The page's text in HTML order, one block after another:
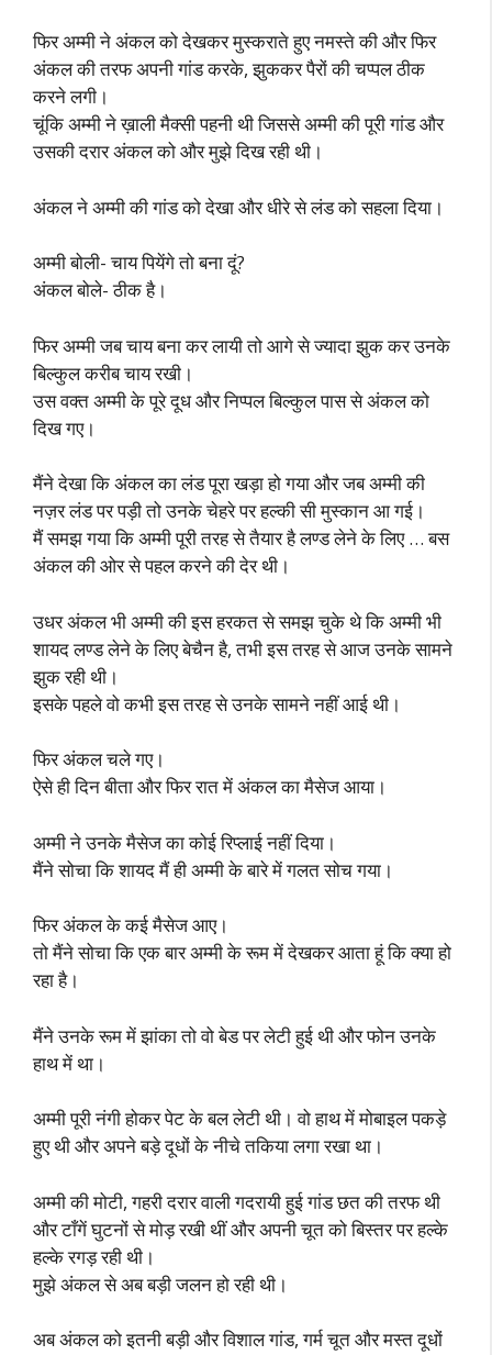
फिर अम्मी ने अंकल को देखकर मुस्कराते हुए नमस्ते की और फिर
अंकल की तरफ अपनी गांड करके, झुककर पैरों की चप्पल ठीक
करने लगी।
चूंकि अम्मी ने ख़ाली मैक्सी पहनी थी जिससे अम्मी की पूरी गांड और
उसकी दरार अंकल को और मुझे दिख रही थी।
अंकल ने अम्मी की गांड को देखा और धीरे से लंड को सहला दिया।
अम्मी बोली- चाय पियेंगे तो बना दूं?
अंकल बोले- ठीक है।
फिर अम्मी जब चाय बना कर लायी तो आगे से ज्यादा झुक कर उनके
बिल्कुल करीब चाय रखी।
उस वक्त अम्मी के पूरे दूध और निप्पल बिल्कुल पास से अंकल को
दिख गए।
मैंने देखा कि अंकल का लंड पूरा खड़ा हो गया और जब अम्मी की
नज़र लंड पर पड़ी तो उनके चेहरे पर हल्की सी मुस्कान आ गई।
मैं समझ गया कि अम्मी पूरी तरह से तैयार है लण्ड लेने के लिए … बस
अंकल की ओर से पहल करने की देर थी।
उधर अंकल भी अम्मी की इस हरकत से समझ चुके थे कि अम्मी भी
शायद लण्ड लेने के लिए बेचैन है, तभी इस तरह से आज उनके सामने
झुक रही थी।
इसके पहले वो कभी इस तरह से उनके सामने नहीं आई थी।
फिर अंकल चले गए।
ऐसे ही दिन बीता और फिर रात में अंकल का मैसेज आया।
अम्मी ने उनके मैसेज का कोई रिप्लाई नहीं दिया।
मैंने सोचा कि शायद मैं ही अम्मी के बारे में गलत सोच गया।
फिर अंकल के कई मैसेज आए।
तो मैंने सोचा कि एक बार अम्मी के रूम में देखकर आता हूं कि क्या हो
रहा है।
मैंने उनके रूम में झांका तो वो बेड पर लेटी हुई थी और फोन उनके
हाथ में था।
अम्मी पूरी नंगी होकर पेट के बल लेटी थी। वो हाथ में मोबाइल पकड़े
हुए थी और अपने बड़े दूधों के नीचे तकिया लगा रखा था।
अम्मी की मोटी, गहरी दरार वाली गदरायी हुई गांड छत की तरफ थी
और टाँगें घुटनों से मोड़ रखी थीं और अपनी चूत को बिस्तर पर हल्के
हल्के रगड़ रही थी।
मुझे अंकल से अब बड़ी जलन हो रही थी।
अब अंकल को इतनी बड़ी और विशाल गांड, गर्म चूत और मस्त दूधों